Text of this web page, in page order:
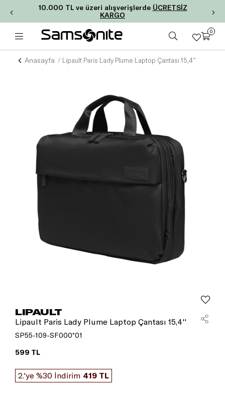
10.000 TL ve üzeri alışverişlerde ÜCRETSİZ
KARGO
0
Anasayfa Lipault Paris Lady Plume Laptop Çantası 15,4''
LIPAULT
Lipault Paris Lady Plume Laptop Çantası 15,4''
SP55-109-SF000*01
599 TL
2.'ye %30 İndirim 419 TL